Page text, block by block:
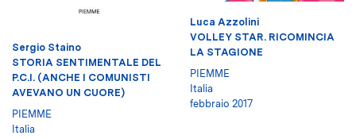
Sergio Staino
STORIA SENTIMENTALE DEL
P.C.I. (ANCHE I COMUNISTI
AVEVANO UN CUORE)
PIEMME
Italia
Luca Azzolini
VOLLEY STAR. RICOMINCIA
LA STAGIONE
PIEMME
Italia
febbraio 2017